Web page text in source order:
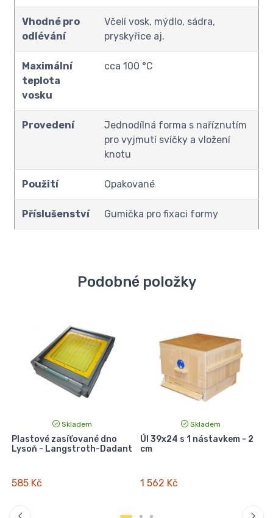
Vhodné pro
odlévání
Včelí vosk, mýdlo, sádra,
pryskyřice aj.
Maximální
teplota
vosku
cca 100 °C
Provedení
Jednodílná forma s naříznutím
pro vyjmutí svíčky a vložení
knotu
Použití Opakované
Příslušenství Gumička pro fixaci formy
Podobné položky
Skladem
Plastové zasíťované dno
Lysoň - Langstroth-Dadant
585 Kč
Skladem
Úl 39x24 s 1 nástavkem - 2
cm
1 562 Kč